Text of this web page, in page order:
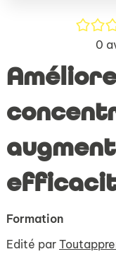
/5
0
Formation
Edité par